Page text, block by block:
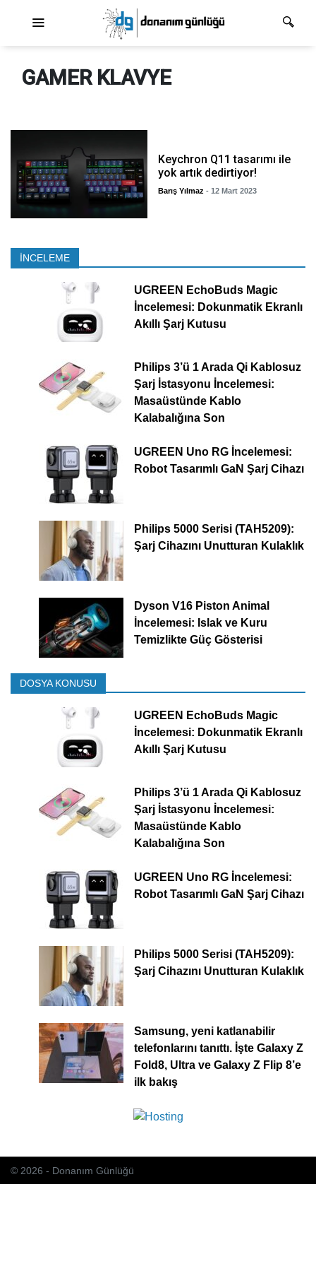
GAMER KLAVYE
Keychron Q11 tasarımı ile
yok artık dedirtiyor!
Barış Yılmaz - 12 Mart 2023
İNCELEME
UGREEN EchoBuds Magic
İncelemesi: Dokunmatik Ekranlı
Akıllı Şarj Kutusu
Philips 3’ü 1 Arada Qi Kablosuz
Şarj İstasyonu İncelemesi:
Masaüstünde Kablo
Kalabalığına Son
UGREEN Uno RG İncelemesi:
Robot Tasarımlı GaN Şarj Cihazı
Philips 5000 Serisi (TAH5209):
Şarj Cihazını Unutturan Kulaklık
Dyson V16 Piston Animal
İncelemesi: Islak ve Kuru
Temizlikte Güç Gösterisi
DOSYA KONUSU
UGREEN EchoBuds Magic
İncelemesi: Dokunmatik Ekranlı
Akıllı Şarj Kutusu
Philips 3’ü 1 Arada Qi Kablosuz
Şarj İstasyonu İncelemesi:
Masaüstünde Kablo
Kalabalığına Son
UGREEN Uno RG İncelemesi:
Robot Tasarımlı GaN Şarj Cihazı
Philips 5000 Serisi (TAH5209):
Şarj Cihazını Unutturan Kulaklık
Samsung, yeni katlanabilir
telefonlarını tanıttı. İşte Galaxy Z
Fold8, Ultra ve Galaxy Z Flip 8’e
ilk bakış
© 2026 - Donanım Günlüğü